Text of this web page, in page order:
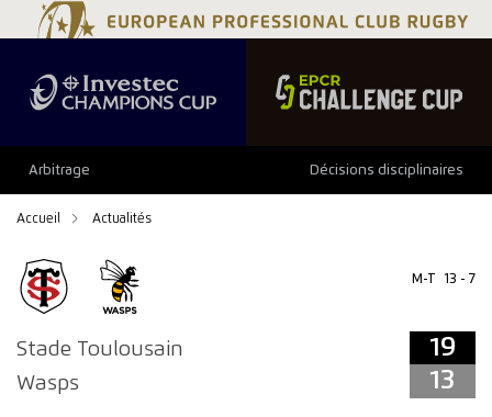
Arbitrage Décisions disciplinaires
Accueil Actualités
Stade Toulousain
Wasps
M-T 13 - 7
19
13
19 13